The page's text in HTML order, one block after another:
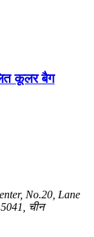
कूलर बैग
No.20, Lane
चीन